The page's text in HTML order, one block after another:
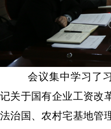
会议集中学习了
记关于国有企业工资改
法治国、农村宅基地管